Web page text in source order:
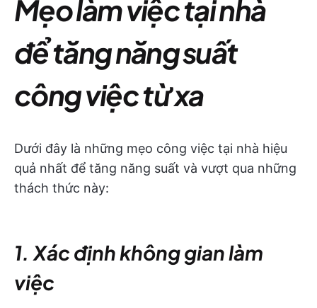
Mẹo làm việc tại nhà
để tăng năng suất
công việc từ xa
Dưới đây là những mẹo công việc tại nhà hiệu
quả nhất để tăng năng suất và vượt qua những
thách thức này:
1. Xác định không gian làm
việc